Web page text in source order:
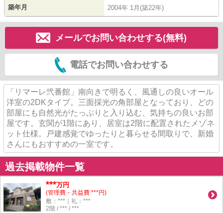
築年月 2004年 1月(築22年)
メールでお問い合わせする(無料)
電話でお問い合わせする
「リマーレ弐番館」南向きで明るく、風通しの良いオール
洋室の2DKタイプ。三面採光の角部屋となっており、どの
部屋にも自然光がたっぷりと入り込む、気持ちの良いお部
屋です。玄関が1階にあり、居室は2階に配置されたメゾネ
ット仕様。戸建感覚でゆったりと暮らせる間取りで、新婚
さんにもおすすめの一室です。
過去掲載物件一覧
***万円
(管理費・共益費 ***円)
敷：***｜礼：***
2階 / *** / ***